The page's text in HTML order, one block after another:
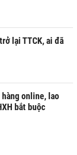
lại TTCK, ai đã
online, lao
bắt buộc